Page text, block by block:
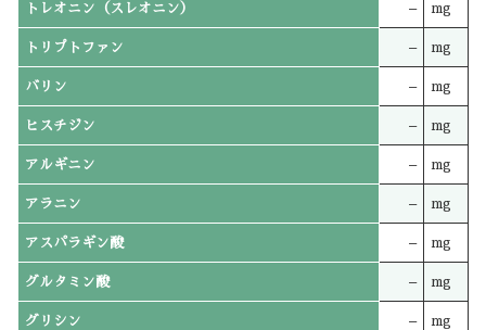
トレオニン（スレオニン） – mg
トリプトファン – mg
バリン – mg
ヒスチジン – mg
アルギニン – mg
アラニン – mg
アスパラギン酸 – mg
グルタミン酸 – mg
グリシン – mg